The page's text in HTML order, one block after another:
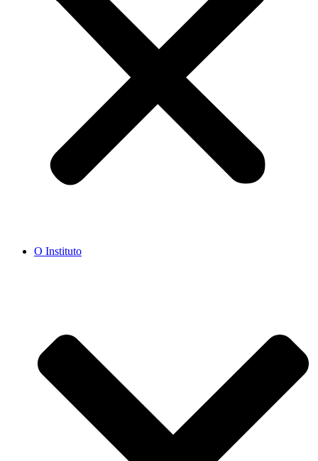
O Instituto